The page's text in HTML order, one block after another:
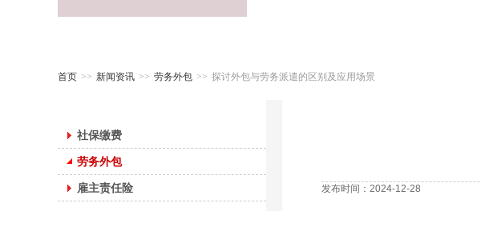
首页 >> 新闻资讯 >> 劳务外包 >> 探讨外包与劳务派遣的区别及应用场景
社保缴费
劳务外包
雇主责任险 发布时间：2024-12-28